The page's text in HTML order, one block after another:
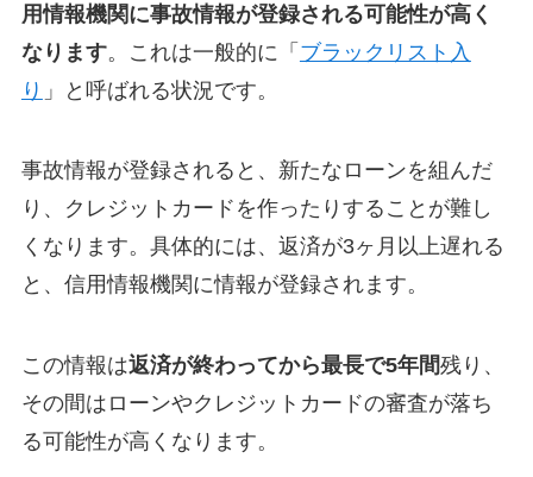
用情報機関に事故情報が登録される可能性が高く
なります。これは一般的に「 ブラックリスト入
り 」と呼ばれる状況です。
事故情報が登録されると、新たなローンを組んだ
り、クレジットカードを作ったりすることが難し
くなります。具体的には、返済が3ヶ月以上遅れる
と、信用情報機関に情報が登録されます。
この情報は返済が終わってから最長で5年間残り、
その間はローンやクレジットカードの審査が落ち
る可能性が高くなります。